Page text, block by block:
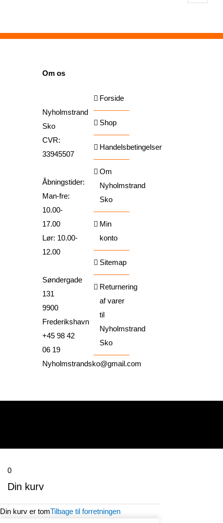
Om os
Nyholmstrand
Sko
CVR:
33945507
Åbningstider:
Man-fre:
10.00-
17.00
Lør: 10.00-
12.00
Søndergade
131
9900
Frederikshavn
+45 98 42
06 19
Nyholmstrandsko@gmail.com
Forside
Shop
Handelsbetingelser
Om
Nyholmstrand
Sko
Min
konto
Sitemap
Returnering
af varer
til
Nyholmstrand
Sko
0
Din kurv
Din kurv er tomTilbage til forretningen